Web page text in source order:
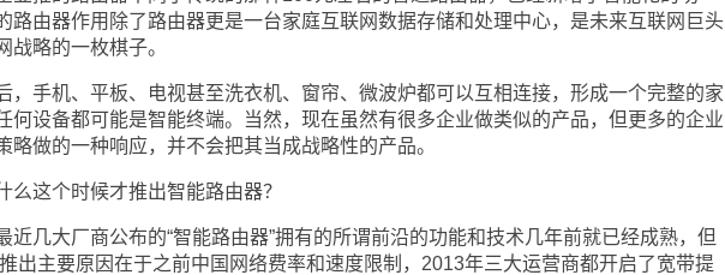
路由器作用除了路由器更是一台家庭互联网数据存储和处理中心，是未来互联网巨头
战略的一枚棋子。
手机、平板、电视甚至洗衣机、窗帘、微波炉都可以互相连接，形成一个完整的家
何设备都可能是智能终端。当然，现在虽然有很多企业做类似的产品，但更多的企业
略做的一种响应，并不会把其当成战略性的产品。
这个时候才推出智能路由器？
几大厂商公布的“智能路由器”拥有的所谓前沿的功能和技术几年前就已经成熟，但
出主要原因在于之前中国网络费率和速度限制，2013年三大运营商都开启了宽带提